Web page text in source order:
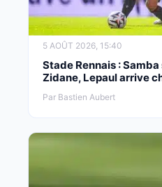
5 AOÛT 2026, 15:40
Stade Rennais :
Zidane, Lepaul arrive
Par Bastien Aubert